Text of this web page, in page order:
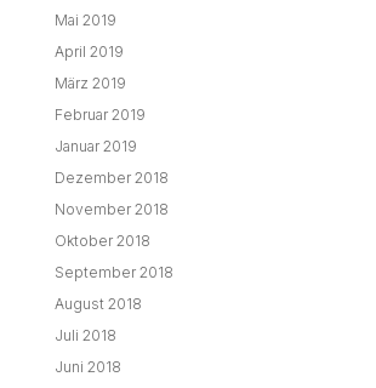
Mai 2019
April 2019
März 2019
Februar 2019
Januar 2019
Dezember 2018
November 2018
Oktober 2018
September 2018
August 2018
Juli 2018
Juni 2018